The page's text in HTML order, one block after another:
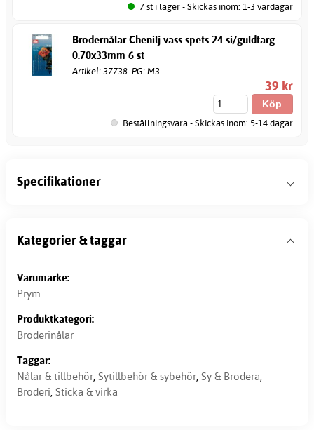
7 st i lager - Skickas inom: 1-3 vardagar
Brodernålar Chenilj vass spets 24 si/guldfärg
0.70x33mm 6 st
Artikel: 37738. PG: M3
39 kr
Beställningsvara - Skickas inom: 5-14 dagar
Specifikationer
Kategorier & taggar
Varumärke:
Prym
Produktkategori:
Broderinålar
Taggar:
Nålar & tillbehör, Sytillbehör & sybehör, Sy & Brodera,
Broderi, Sticka & virka